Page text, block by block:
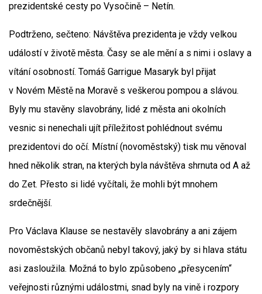
prezidentské cesty po Vysočině – Netín.
Podtrženo, sečteno: Návštěva prezidenta je vždy velkou
událostí v životě města. Časy se ale mění a s nimi i oslavy a
vítání osobností. Tomáš Garrigue Masaryk byl přijat
v Novém Městě na Moravě s veškerou pompou a slávou.
Byly mu stavěny slavobrány, lidé z města ani okolních
vesnic si nenechali ujít příležitost pohlédnout svému
prezidentovi do očí. Místní (novoměstský) tisk mu věnoval
hned několik stran, na kterých byla návštěva shrnuta od A až
do Zet. Přesto si lidé vyčítali, že mohli být mnohem
srdečnější.
Pro Václava Klause se nestavěly slavobrány a ani zájem
novoměstských občanů nebyl takový, jaký by si hlava státu
asi zasloužila. Možná to bylo způsobeno „přesycením“
veřejnosti různými událostmi, snad byly na vině i rozpory